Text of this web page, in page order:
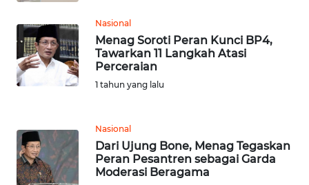
Nasional
Menag Soroti Peran Kunci BP4,
Tawarkan 11 Langkah Atasi
Perceraian
1 tahun yang lalu
Nasional
Dari Ujung Bone, Menag Tegaskan
Peran Pesantren sebagai Garda
Moderasi Beragama
KAMI
PEDOMAN
MEDIA
SIBER
KARIR